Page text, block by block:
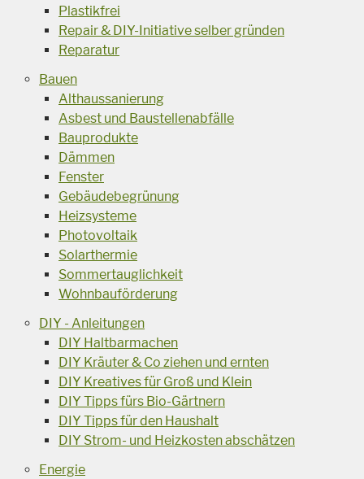
Plastikfrei
Repair & DIY-Initiative selber gründen
Reparatur
Bauen
Althaussanierung
Asbest und Baustellenabfälle
Bauprodukte
Dämmen
Fenster
Gebäudebegrünung
Heizsysteme
Photovoltaik
Solarthermie
Sommertauglichkeit
Wohnbauförderung
DIY - Anleitungen
DIY Haltbarmachen
DIY Kräuter & Co ziehen und ernten
DIY Kreatives für Groß und Klein
DIY Tipps fürs Bio-Gärtnern
DIY Tipps für den Haushalt
DIY Strom- und Heizkosten abschätzen
Energie